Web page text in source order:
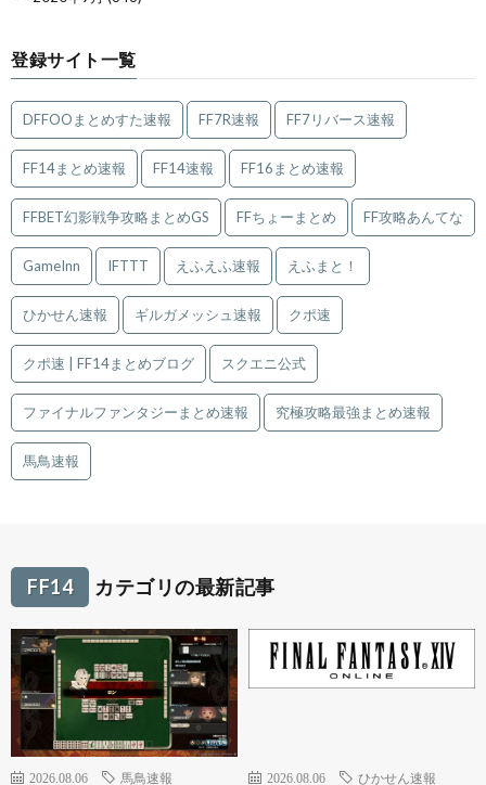
登録サイト一覧
DFFOOまとめすた速報 FF7R速報 FF7リバース速報
FF14まとめ速報 FF14速報 FF16まとめ速報
FFBET幻影戦争攻略まとめGS FFちょーまとめ FF攻略あんてな
GameInn IFTTT えふえふ速報 えふまと！
ひかせん速報 ギルガメッシュ速報 クポ速
クポ速 | FF14まとめブログ スクエニ公式
ファイナルファンタジーまとめ速報 究極攻略最強まとめ速報
馬鳥速報
FF14 カテゴリの最新記事
2026.08.06 馬鳥速報 2026.08.06 ひかせん速報